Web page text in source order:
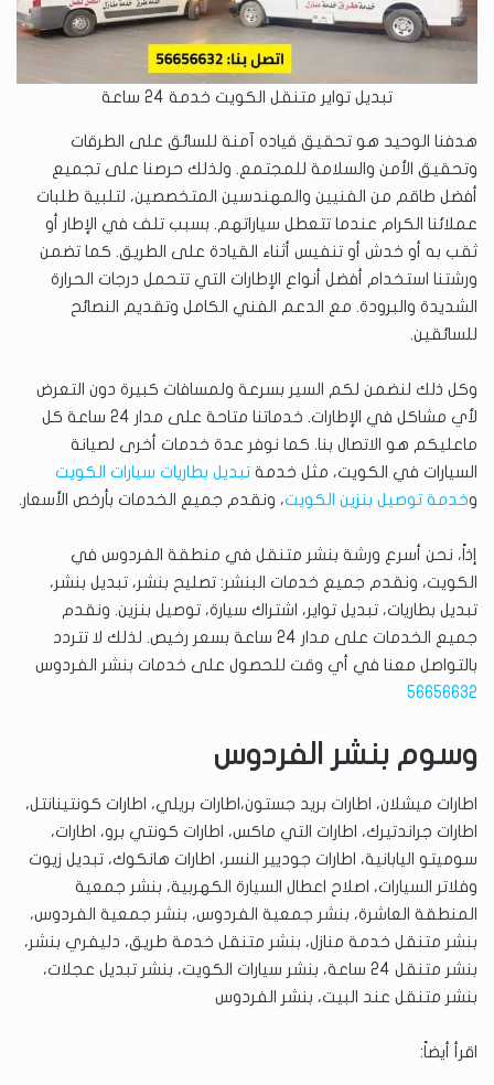
تبديل تواير متنقل الكويت خدمة 24 ساعة
هدفنا الوحيد هو تحقيق قياده آمنة للسائق على الطرقات
وتحقيق الأمن والسلامة للمجتمع. ولذلك حرصنا على تجميع
أفضل طاقم من الفنيين والمهندسين المتخصصين، لتلبية طلبات
عملائنا الكرام عندما تتعطل سياراتهم. بسبب تلف في الإطار أو
ثقب به أو خدش أو تنفيس أثناء القيادة على الطريق. كما تضمن
ورشتنا استخدام أفضل أنواع الإطارات التي تتحمل درجات الحرارة
الشديدة والبرودة. مع الدعم الفني الكامل وتقديم النصائح
للسائقين.
وكل ذلك لنضمن لكم السير بسرعة ولمسافات كبيرة دون التعرض
لأي مشاكل في الإطارات. خدماتنا متاحة على مدار 24 ساعة كل
ماعليكم هو الاتصال بنا. كما نوفر عدة خدمات أخرى لصيانة
السيارات في الكويت، مثل خدمة تبديل بطاريات سيارات الكويت
وخدمة توصيل بنزين الكويت، ونقدم جميع الخدمات بأرخص الأسعار.
إذاً، نحن أسرع ورشة بنشر متنقل في منطقة الفردوس في
الكويت، ونقدم جميع خدمات البنشر: تصليح بنشر، تبديل بنشر،
تبديل بطاريات، تبديل تواير، اشتراك سيارة، توصيل بنزين. ونقدم
جميع الخدمات على مدار 24 ساعة بسعر رخيص. لذلك لا تتردد
بالتواصل معنا في أي وقت للحصول على خدمات بنشر الفردوس
56656632
وسوم بنشر الفردوس
اطارات ميشلان، اطارات بريد جستون،اطارات بريلي، اطارات كونتينانتل،
اطارات جراندتيرك، اطارات التي ماكس، اطارات كونتي برو، اطارات،
سوميتو اليابانية، اطارات جوديير النسر، اطارات هانكوك، تبديل زيوت
وفلاتر السيارات، اصلاح اعطال السيارة الكهربية، بنشر جمعية
المنطقة العاشرة، بنشر جمعية الفردوس، بنشر جمعية الفردوس،
بنشر متنقل خدمة منازل، بنشر متنقل خدمة طريق، دليفري بنشر،
بنشر متنقل 24 ساعة، بنشر سيارات الكويت، بنشر تبديل عجلات،
بنشر متنقل عند البيت، بنشر الفردوس
اقرأ أيضاً: